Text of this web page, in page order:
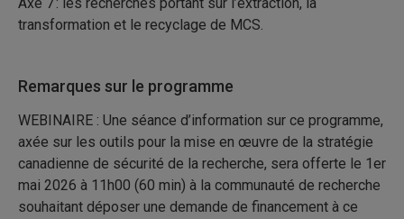
transformation et le recyclage de MCS.
Remarques sur le programme
WEBINAIRE : Une séance d’information sur ce programme,
axée sur les outils pour la mise en œuvre de la stratégie
canadienne de sécurité de la recherche, sera offerte le 1er
mai 2026 à 11h00 (60 min) à la communauté de recherche
souhaitant déposer une demande de financement à ce